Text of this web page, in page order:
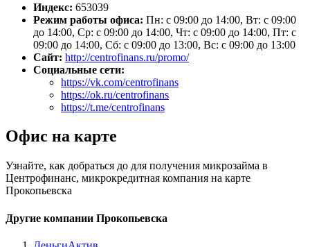
Индекс: 653039
Режим работы офиса: Пн: с 09:00 до 14:00, Вт: с 09:00
до 14:00, Ср: с 09:00 до 14:00, Чт: с 09:00 до 14:00, Пт: с
09:00 до 14:00, Сб: с 09:00 до 13:00, Вс: с 09:00 до 13:00
Сайт: http://centrofinans.ru/promo/
Социальные сети:
https://vk.com/centrofinans
https://ok.ru/centrofinans
https://t.me/centrofinans
Офис на карте
Узнайте, как добраться до для получения микрозайма в
Центрофинанс, микрокредитная компания на карте
Прокопьевска
Другие компании Прокопьевска